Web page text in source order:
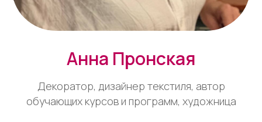
Анна Пронская
Декоратор, дизайнер текстиля, автор
обучающих курсов и программ, художница